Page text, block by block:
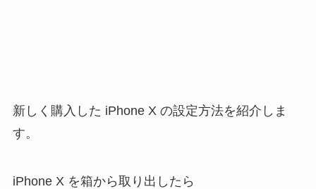
新しく購入した iPhone X の設定方法を紹介しま
す。
iPhone X を箱から取り出したら